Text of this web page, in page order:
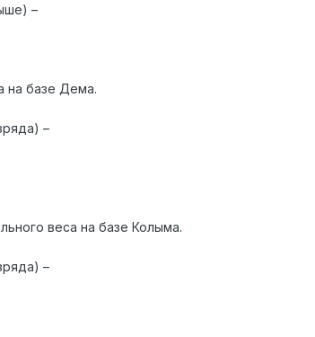
–
на базе Дема.
–
веса на базе Колыма.
–